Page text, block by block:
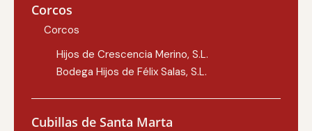
Corcos
Corcos
Hijos de Crescencia Merino, S.L.
Bodega Hijos de Félix Salas, S.L.
Cubillas de Santa Marta